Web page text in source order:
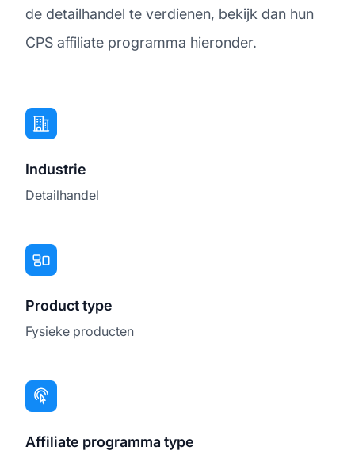
de detailhandel te verdienen, bekijk dan hun
CPS affiliate programma hieronder.
Industrie
Detailhandel
Product type
Fysieke producten
Affiliate programma type